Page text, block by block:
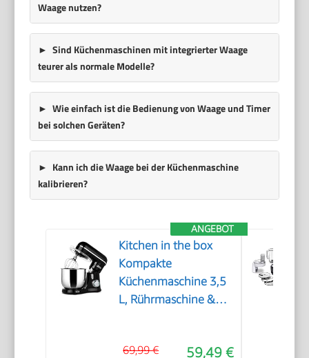
Waage nutzen?
Sind Küchenmaschinen mit integrierter Waage
teurer als normale Modelle?
Wie einfach ist die Bedienung von Waage und Timer
bei solchen Geräten?
Kann ich die Waage bei der Küchenmaschine
kalibrieren?
ANGEBOT
Kitchen in the box
Kompakte
Küchenmaschine 3,5
L, Rührmaschine &
Leichte Teigmaschine
59,49 €
69,99 €